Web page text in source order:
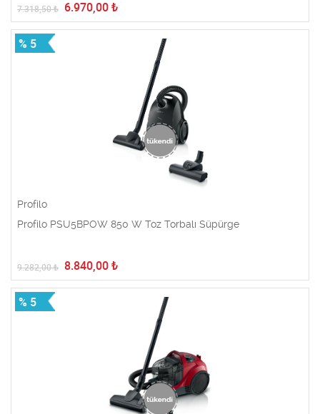
7.318,50₺ 6.970,00 ₺
% 5
Profilo
Profilo PSU5BPOW 850 W Toz Torbalı Süpürge
9.282,00₺ 8.840,00 ₺
% 5